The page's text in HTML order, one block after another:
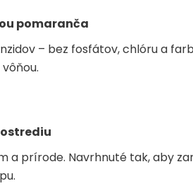
pomaranča
– bez fosfátov, chlóru a
a prírode. Navrhnuté tak, aby